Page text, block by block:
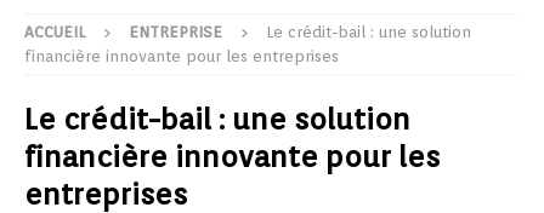
ACCUEIL ENTREPRISE
Le crédit-bail : une solution
financière innovante pour les entreprises
Le crédit-bail : une solution
financière innovante pour les
entreprises